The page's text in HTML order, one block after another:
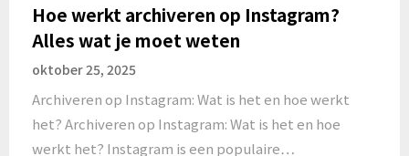
Hoe werkt archiveren op Instagram?
Alles wat je moet weten
oktober 25, 2025
Archiveren op Instagram: Wat is het en hoe werkt
het? Archiveren op Instagram: Wat is het en hoe
werkt het? Instagram is een populaire…